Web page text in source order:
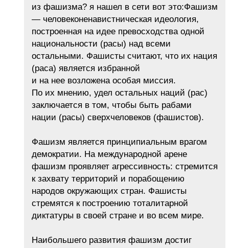
из фашизма? я нашел в сети вот это:Фашизм
— человеконенавистническая идеология,
построенная на идее превосходства одной
национальности (расы) над всеми
остальными. Фашисты считают, что их нация
(раса) является избранной
и на нее возложена особая миссия.
По их мнению, удел остальных наций (рас)
заключается в том, чтобы быть рабами
нации (расы) сверхчеловеков (фашистов).
Фашизм является принципиальным врагом
демократии. На международной арене
фашизм проявляет агрессивность: стремится
к захвату территорий и порабощению
народов окружающих стран. Фашисты
стремятся к построению тоталитарной
диктатуры в своей стране и во всем мире.
Наибольшего развития фашизм достиг